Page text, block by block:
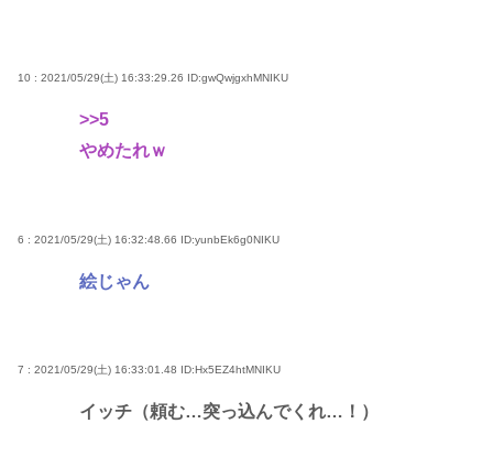
10 : 2021/05/29(土) 16:33:29.26 ID:gwQwjgxhMNIKU
>>5
やめたれｗ
6 : 2021/05/29(土) 16:32:48.66 ID:yunbEk6g0NIKU
絵じゃん
7 : 2021/05/29(土) 16:33:01.48 ID:Hx5EZ4htMNIKU
イッチ（頼む…突っ込んでくれ…！）